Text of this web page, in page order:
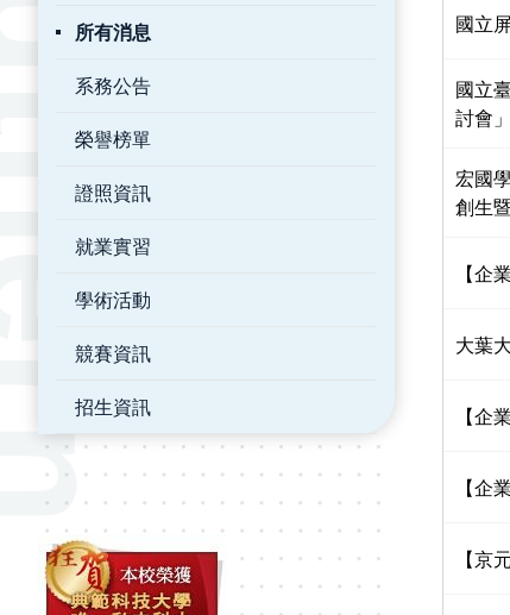
所有消息
系務公告
榮譽榜單
證照資訊
就業實習
學術活動
競賽資訊
招生資訊
國立
國立
討會」
宏國
創生
【企
大葉
【企
【企
【京